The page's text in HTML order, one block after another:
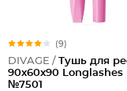
(9)
DIVAGE / Тушь для
90x60x90 Longlashes
№7501